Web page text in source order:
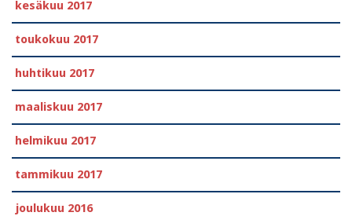
kesäkuu 2017
toukokuu 2017
huhtikuu 2017
maaliskuu 2017
helmikuu 2017
tammikuu 2017
joulukuu 2016